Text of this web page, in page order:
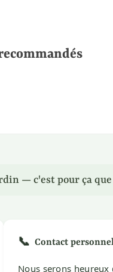
— c'est pour ça
📞 Contact
Nous serons